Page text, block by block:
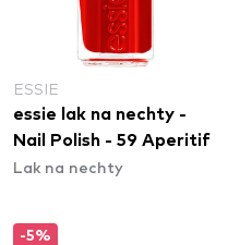
ESSIE
essie lak na nechty -
Nail Polish - 59 Aperitif
Lak na nechty
-5%